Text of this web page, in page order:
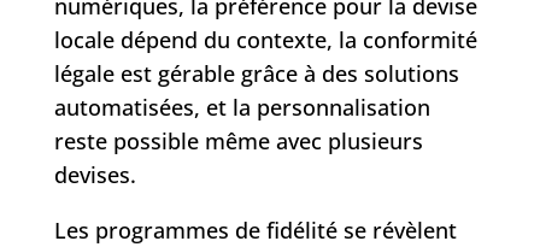
numériques, la préférence pour la devise
locale dépend du contexte, la conformité
légale est gérable grâce à des solutions
automatisées, et la personnalisation
reste possible même avec plusieurs
devises.
Les programmes de fidélité se révèlent